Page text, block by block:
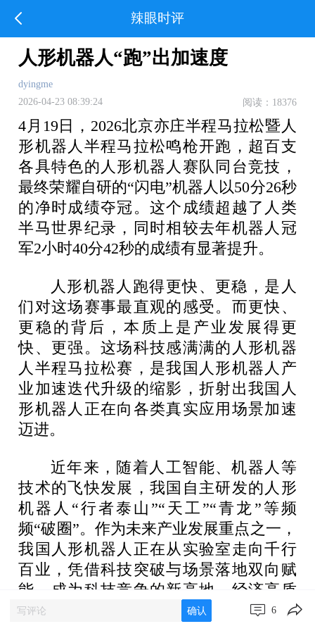
辣眼时评
人形机器人“跑”出加速度
dyingme
2026-04-23 08:39:24
阅读：18376
4月19日，2026北京亦庄半程马拉松暨人
形机器人半程马拉松鸣枪开跑，超百支
各具特色的人形机器人赛队同台竞技，
最终荣耀自研的“闪电”机器人以50分26秒
的净时成绩夺冠。这个成绩超越了人类
半马世界纪录，同时相较去年机器人冠
军2小时40分42秒的成绩有显著提升。
人形机器人跑得更快、更稳，是人
们对这场赛事最直观的感受。而更快、
更稳的背后，本质上是产业发展得更
快、更强。这场科技感满满的人形机器
人半程马拉松赛，是我国人形机器人产
业加速迭代升级的缩影，折射出我国人
形机器人正在向各类真实应用场景加速
迈进。
近年来，随着人工智能、机器人等
技术的飞快发展，我国自主研发的人形
机器人“行者泰山”“天工”“青龙”等频
频“破圈”。作为未来产业发展重点之一，
我国人形机器人正在从实验室走向千行
百业，凭借科技突破与场景落地双向赋
能，成为科技竞争的新高地、经济高质
量发展的新动能。《2025年人形机器人
确认 6